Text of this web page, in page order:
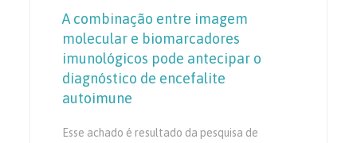
A combinação entre imagem
molecular e biomarcadores
imunológicos pode antecipar o
diagnóstico de encefalite
autoimune
Esse achado é resultado da pesquisa de